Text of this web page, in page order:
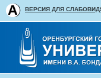
ВЕРСИЯ ДЛЯ